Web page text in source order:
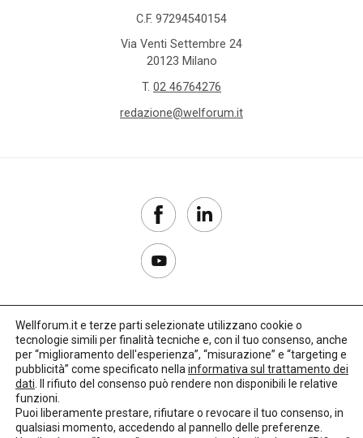
C.F. 97294540154
Via Venti Settembre 24
20123 Milano
T. 02 46764276
redazione@welforum.it
Copyright 2017–2026
Privacy Policy
Credits: LO Studio
Wellforum.it e terze parti selezionate utilizzano cookie o
tecnologie simili per finalità tecniche e, con il tuo consenso, anche
per “miglioramento dell'esperienza”, “misurazione” e “targeting e
pubblicità” come specificato nella informativa sul trattamento dei
dati . Il rifiuto del consenso può rendere non disponibili le relative
funzioni.
Puoi liberamente prestare, rifiutare o revocare il tuo consenso, in
qualsiasi momento, accedendo al pannello delle preferenze.